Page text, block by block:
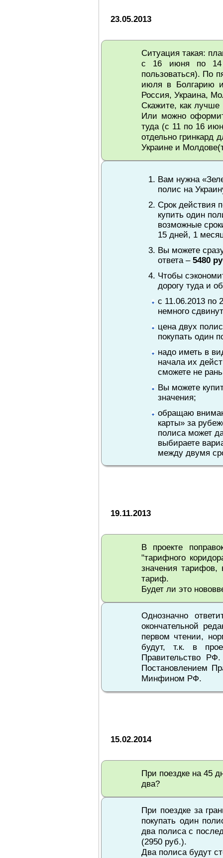
23.05.2013
Ситуация такая:
с 16 июня по 14
пользоваться). По
июля в Болгарию
Россия, Украина,
Скажите, как
Или можно
туда (с 11 по 16
отдельно гринкард
Украине и
Вам нужна
полис на
Срок действия
купить один
возможные
15 дней, 1
Вы можете
ответа – 5480
Чтобы
дорогу туда и
с 11.06.2013 по
немного
цена двух
покупать один
надо иметь в
начала их
сможете не
Вы можете
значения;
обращаю
карты» за
полиса может
выбираете
между двумя
19.11.2013
В проекте
"тарифного
значения тарифов,
тариф.
Будет ли это
Однозначно
окончательной
первом чтении,
будут, т.к. в
Правительство
Постановлением
Минфином РФ.
15.02.2014
При поездке на 45
два?
При поездке за
покупать один
два полиса с
(2950 руб.).
Два полиса будут